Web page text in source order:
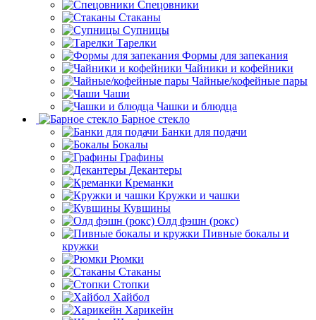
Спецовники
Стаканы
Супницы
Тарелки
Формы для запекания
Чайники и кофейники
Чайные/кофейные пары
Чаши
Чашки и блюдца
Барное стекло
Банки для подачи
Бокалы
Графины
Декантеры
Креманки
Кружки и чашки
Кувшины
Олд фэшн (рокс)
Пивные бокалы и
кружки
Рюмки
Стаканы
Стопки
Хайбол
Харикейн